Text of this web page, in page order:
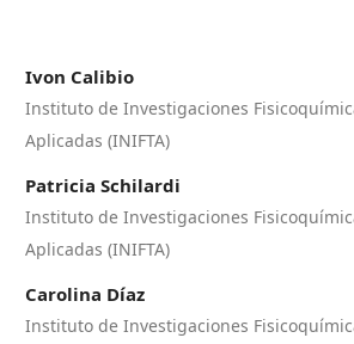
Ivon Calibio
Instituto de Investigaciones
Aplicadas (INIFTA)
Patricia Schilardi
Instituto de Investigaciones
Aplicadas (INIFTA)
Carolina Díaz
Instituto de Investigaciones